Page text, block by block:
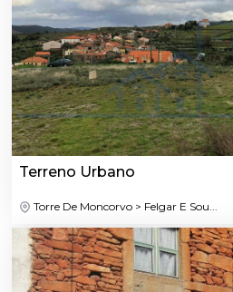
Terreno Urbano
Torre De Moncorvo > Felgar E Sou...